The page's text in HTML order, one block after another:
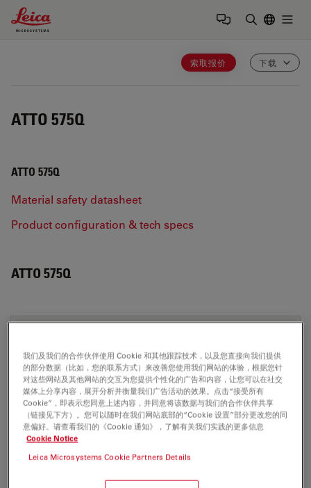
Leica Microsystems Logo
索取报价 下载
ATTO 575Q
ATTO 575Q
Material safety datasheet
Product configuration & tech specs
ATTO 575Q
ATTO 575Q acid msds de
Jul 27, 2026 PDF, 198 KB
DOWNLOAD
ATTO 575Q acid msds en
我们及我们的合作伙伴使用 Cookie 和其他跟踪技术，以及您直接向我们提供
的部分数据（比如，您的联系方式）来改善您使用我们网站的体验，根据您针
对这些网站及其他网站的交互为您提供个性化的广告和内容，让您可以在社交
媒体上分享内容，展开分析并衡量我们广告活动的效果。点击“接受所有
Cookie”，即表示您同意上述内容，并同意将该数据与我们的合作伙伴共享
（链接见下方）。您可以随时在我们网站底部的“Cookie 设置”部分更改您的同
意偏好。请查看我们的《Cookie 通知》，了解有关我们实践的更多信息
Cookie Notice
Leica Microsystems Cookie Partners Details